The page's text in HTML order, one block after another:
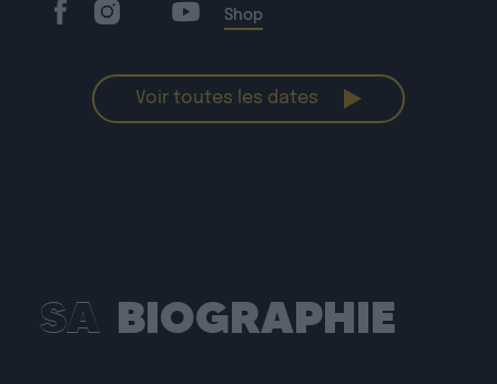
Shop
Voir toutes les dates
SA BIOGRAPHIE